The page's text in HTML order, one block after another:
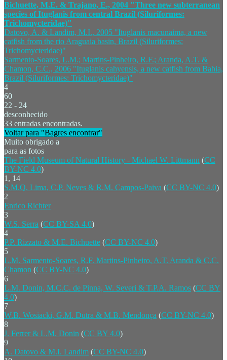
Bichuette, M.E. & Trajano, E., 2004 "Three new subterranean
species of Ituglanis from central Brazil (Siluriformes:
Trichomycteridae)"
Datovo, A. & Landim, M.I., 2005 "Ituglanis macunaima, a new
catfish from the rio Araguaia basin, Brazil (Siluriformes:
Trichomycteridae)"
Sarmento-Soares, L.M.; Martins-Pinheiro, R.F.; Aranda, A.T. &
Chamon, C.C., 2006 "Ituglanis cahyensis, a new catfish from Bahia,
Brazil (Siluriformes: Trichomycteridae)"
4
60
22 - 24
desconhecido
33 entradas encontradas.
Voltar para "Bagres encontrar"
Muito obrigado a
para as fotos
The Field Museum of Natural History - Michael W. Littmann (CC
BY-NC 4.0)
1, 14
S.M.Q. Lima, C.P. Neves & R.M. Campos-Paiva (CC BY-NC 4.0)
2
Enrico Richter
3
W.S. Serra (CC BY-SA 4.0)
4
P.P. Rizzato & M.E. Bichuette (CC BY-NC 4.0)
5
L.M. Sarmento-Soares, R.F. Martins-Pinheiro, A.T. Aranda & C.C.
Chamon (CC BY-NC 4.0)
6
L.M. Donin, M.C.C. de Pinna, W. Severi & T.P.A. Ramos (CC BY
4.0)
7
W.B. Wosiacki, G.M. Dutra & M.B. Mendonça (CC BY-NC 4.0)
8
J. Ferrer & L.M. Donin (CC BY 4.0)
9
A. Datovo & M.I. Landim (CC BY-NC 4.0)